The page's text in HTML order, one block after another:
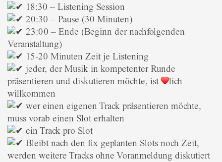
18:30 – Listening Session
20:30 – Pause (30 Minuten)
23:00 – Ende (Beginn der nachfolgenden
Veranstaltung)
15-20 Minuten Zeit je Listening
jeder, der Musik in kompetenter Runde
präsentieren und diskutieren möchte, ist
lich
willkommen
wer einen eigenen Track präsentieren möchte,
muss vorab einen Slot erhalten
ein Track pro Slot
Bleibt nach den fix geplanten Slots noch Zeit,
werden weitere Tracks ohne Voranmeldung diskutiert